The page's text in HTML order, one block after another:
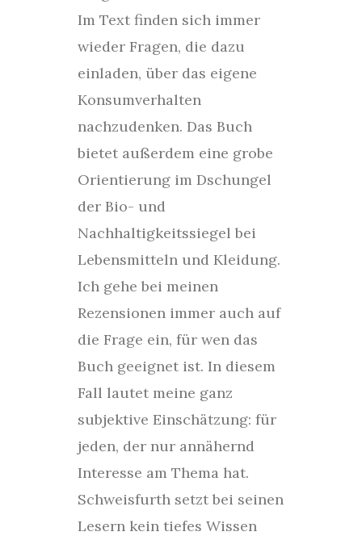
Im Text finden sich immer
wieder Fragen, die dazu
einladen, über das eigene
Konsumverhalten
nachzudenken. Das Buch
bietet außerdem eine grobe
Orientierung im Dschungel
der Bio- und
Nachhaltigkeitssiegel bei
Lebensmitteln und Kleidung.
Ich gehe bei meinen
Rezensionen immer auch auf
die Frage ein, für wen das
Buch geeignet ist. In diesem
Fall lautet meine ganz
subjektive Einschätzung: für
jeden, der nur annähernd
Interesse am Thema hat.
Schweisfurth setzt bei seinen
Lesern kein tiefes Wissen